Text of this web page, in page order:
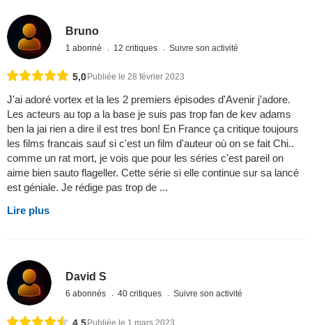
Bruno
1 abonné 12 critiques Suivre son activité
5,0 Publiée le 28 février 2023
J'ai adoré vortex et la les 2 premiers épisodes d'Avenir j'adore.
Les acteurs au top a la base je suis pas trop fan de kev adams
ben la jai rien a dire il est tres bon! En France ça critique toujours
les films francais sauf si c'est un film d'auteur où on se fait Chi..
comme un rat mort, je vois que pour les séries c'est pareil on
aime bien sauto flageller. Cette série si elle continue sur sa lancé
est géniale. Je rédige pas trop de ...
Lire plus
David S
6 abonnés 40 critiques Suivre son activité
4,5Publiée le 1 mars 2023